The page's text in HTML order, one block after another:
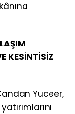
KESİNTİSİZ
Yüceer,